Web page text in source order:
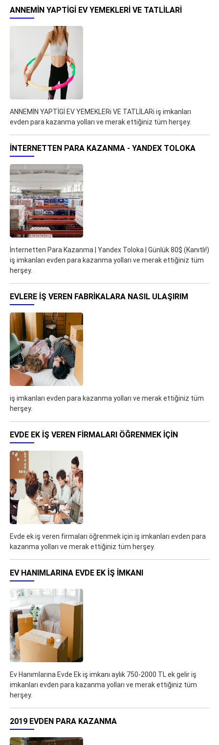
ANNEMİN YAPTİGİ EV YEMEKLERI VE TATLİLARI
ANNEMİN YAPTİGİ EV YEMEKLERi VE TATLİLARi iş imkanları
evden para kazanma yolları ve merak ettiğiniz tüm herşey.
İNTERNETTEN PARA KAZANMA - YANDEX TOLOKA
İnternetten Para Kazanma | Yandex Toloka | Günlük 80$ (Kanıtlı!)
iş imkanları evden para kazanma yolları ve merak ettiğiniz tüm
herşey.
EVLERE İŞ VEREN FABRIKALARA NASIL ULAŞIRIM
iş imkanları evden para kazanma yolları ve merak ettiğiniz tüm
herşey.
EVDE EK IŞ VEREN FIRMALARI ÖĞRENMEK IÇIN
Evde ek iş veren firmaları öğrenmek için iş imkanları evden para
kazanma yolları ve merak ettiğiniz tüm herşey.
EV HANIMLARINA EVDE EK IŞ IMKANI
Ev Hanımlarına Evde Ek iş imkanı aylık 750-2000 TL ek gelir iş
imkanları evden para kazanma yolları ve merak ettiğiniz tüm
herşey.
2019 EVDEN PARA KAZANMA